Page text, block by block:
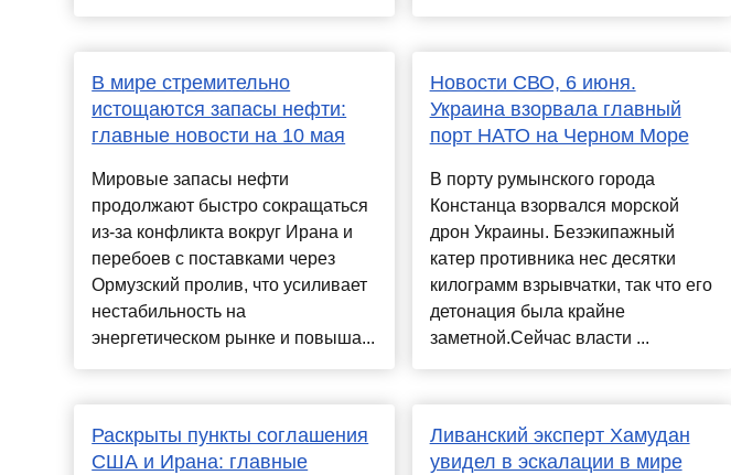
В мире стремительно
истощаются запасы нефти:
главные новости на 10 мая
Мировые запасы нефти
продолжают быстро сокращаться
из-за конфликта вокруг Ирана и
перебоев с поставками через
Ормузский пролив, что усиливает
нестабильность на
энергетическом рынке и повыша...
Раскрыты пункты соглашения
США и Ирана: главные
Новости СВО, 6 июня.
Украина взорвала главный
порт НАТО на Черном Море
В порту румынского города
Констанца взорвался морской
дрон Украины. Безэкипажный
катер противника нес десятки
килограмм взрывчатки, так что его
детонация была крайне
заметной.Сейчас власти ...
Ливанский эксперт Хамудан
увидел в эскалации в мире